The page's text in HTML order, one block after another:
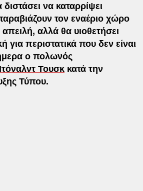
να καταρρίψει
τον εναέριο χώρο
απειλή, αλλά θα υιοθετήσει
για περιστατικά που δεν είναι
ο πολωνός
Τουσκκατά την
Τύπου.